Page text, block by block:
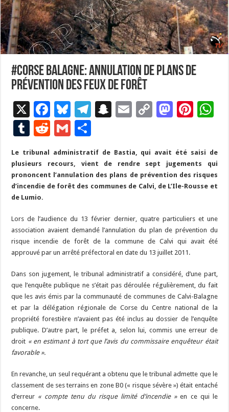
#Corse Balagne: annulation de plans de
prévention des feux de forêt
X
F
ac
e
b
o
o
Bl
u
es
ky
T
gr
a
m
S
p
c
h
E
l
C
y
Li
n
M
d
o
n
Pi
es
t
p
p
T
u
m
bl
r
R
d
di
t
G
m
ai
l
ar
ta
g
er
Le tribunal administratif de Bastia, qui avait été saisi de
plusieurs recours, vient de rendre sept jugements qui
prononcent l’annulation des plans de prévention des risques
d’incendie de forêt des communes de Calvi, de L’Ile-Rousse et
de Lumio.
Lors de l’audience du 13 février dernier, quatre particuliers et une
association avaient demandé l’annulation du plan de prévention du
risque incendie de forêt de la commune de Calvi qui avait été
approuvé par un arrêté préfectoral en date du 13 juillet 2011.
Dans son jugement, le tribunal administratif a considéré, d’une part,
que l’enquête publique ne s’était pas déroulée régulièrement, du fait
que les avis émis par la communauté de communes de Calvi-Balagne
et par la délégation régionale de Corse du Centre national de la
propriété forestière n’avaient pas été inclus au dossier de l’enquête
publique. D’autre part, le préfet a, selon lui, commis une erreur de
droit « en estimant à tort que l’avis du commissaire enquêteur était
favorable ».
En revanche, un seul requérant a obtenu que le tribunal admette que le
classement de ses terrains en zone B0 (« risque sévère ») était entaché
d’erreur « compte tenu du risque limité d’incendie »en ce qui le
concerne.